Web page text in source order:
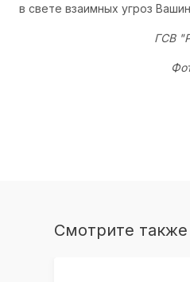
в свете взаимных угроз
ГСВ
Смотрите также